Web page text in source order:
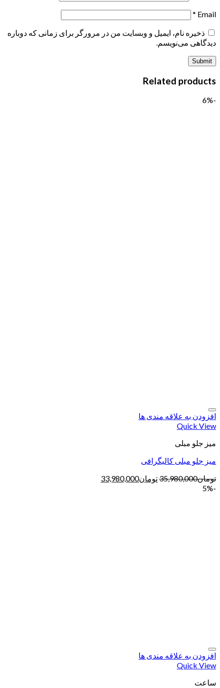
Email
*
ذخیره نام، ایمیل و وبسایت من در مرورگر برای زمانی که دوباره
دیدگاهی می‌نویسم.
Related products
-6%
افزودن به علاقه مندی ها
Quick View
میز جلو مبلی
میز جلو مبلی کالیگرافی
تومان35,980,000تومان33,980,000
-5%
افزودن به علاقه مندی ها
Quick View
ساعت